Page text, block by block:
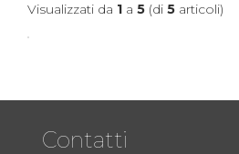
Visualizzati da 1 a 5 (di 5 articoli)
Contatti